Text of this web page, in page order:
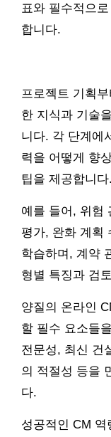
표와 필수적으
합니다.
프로젝트 기획
한 지식과 기술
니다. 각 단계에
력을 어떻게 향
팁을 제공합니다.
예를 들어, 위험
평가, 완화 계획
학습하며, 계약
형별 특징과 검
양질의 온라인
할 필수 요소들
전문성, 최신 건
의 적절성 등을
다.
성공적인 CM